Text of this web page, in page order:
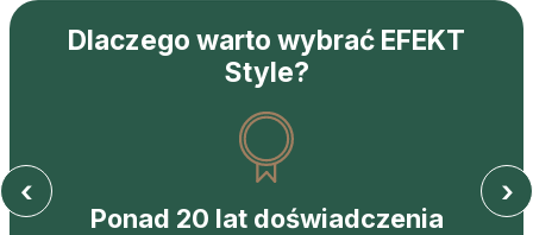
Dlaczego warto wybrać EFEKT
Style?
Ponad 20 lat doświadczenia
‹ ›